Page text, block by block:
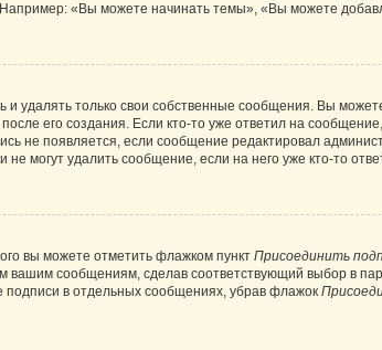
«Вы можете начинать темы», «Вы можете
удалять только свои собственные сообщения. Вы
его создания. Если кто-то уже ответил на
не появляется, если сообщение редактировал
могут удалить сообщение, если на него уже кто-то
вы можете отметить флажком пункт Присоединить
вашим сообщениям, сделав соответствующий выбор в
в отдельных сообщениях, убрав флажок